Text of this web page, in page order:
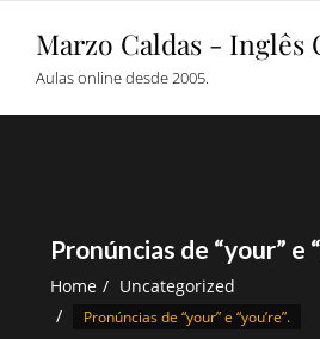
content
Marzo Caldas - Inglês
Aulas online desde 2005.
Pronúncias de “your” e
Home Uncategorized
Pronúncias de “your” e “you’re”.